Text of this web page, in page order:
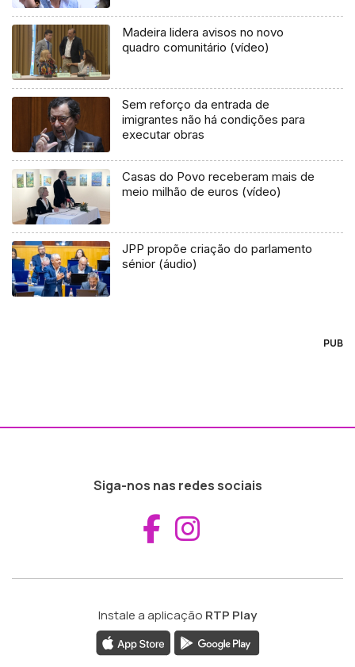
Madeira lidera avisos no novo
quadro comunitário (vídeo)
Sem reforço da entrada de
imigrantes não há condições para
executar obras
Casas do Povo receberam mais de
meio milhão de euros (vídeo)
JPP propõe criação do parlamento
sénior (áudio)
PUB
Siga-nos nas redes sociais
Aceder ao
Instale a aplicação RTP Play